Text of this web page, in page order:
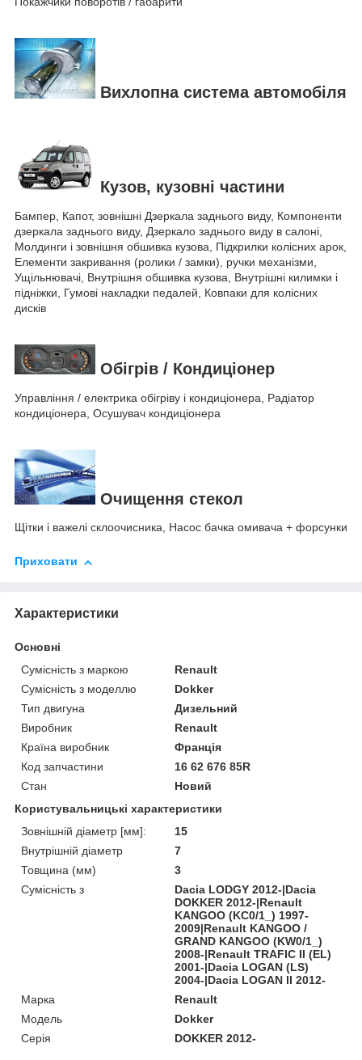
Вихлопна система автомобіля
Кузов, кузовні частини
Бампер, Капот, зовнішні Дзеркала заднього виду, Компоненти
дзеркала заднього виду, Дзеркало заднього виду в салоні,
Молдинги і зовнішня обшивка кузова, Підкрилки колісних арок,
Елементи закривання (ролики / замки), ручки механізми,
Ущільнювачі, Внутрішня обшивка кузова, Внутрішні килимки і
підніжки, Гумові накладки педалей, Ковпаки для колісних
дисків
Обігрів / Кондиціонер
Управління / електрика обігріву і кондиціонера, Радіатор
кондиціонера, Осушувач кондиціонера
Очищення стекол
Щітки і важелі склоочисника, Насос бачка омивача + форсунки
Приховати
Характеристики
Основні
Сумісність з маркою
Renault
Сумісність з моделлю
Dokker
Тип двигуна
Дизельний
Виробник
Renault
Країна виробник
Франція
Код запчастини
16 62 676 85R
Стан
Новий
Користувальницькі характеристики
Зовнішній діаметр [мм]:
15
Внутрішній діаметр
7
Товщина (мм)
3
Сумісність з
Dacia LODGY 2012-|Dacia
DOKKER 2012-|Renault
KANGOO (KC0/1_) 1997-
2009|Renault KANGOO /
GRAND KANGOO (KW0/1_)
2008-|Renault TRAFIC II (EL)
2001-|Dacia LOGAN (LS)
2004-|Dacia LOGAN II 2012-
Марка
Renault
Модель
Dokker
Серія
DOKKER 2012-